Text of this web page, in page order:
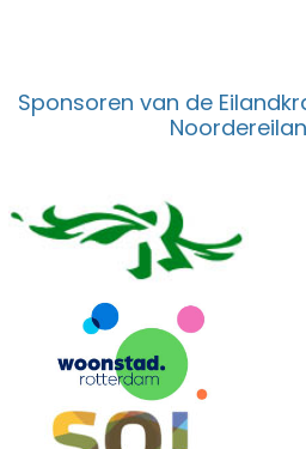
Sponsoren van de